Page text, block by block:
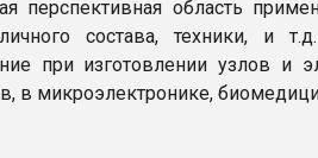
перспективная область
состава, техники, и
при изготовлении узлов и
в микроэлектронике,